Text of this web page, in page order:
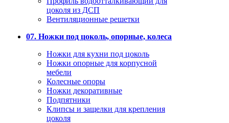
цоколя из ДСП
Вентиляционные решетки
07. Ножки под цоколь, опорные, колеса
Ножки для кухни под цоколь
Ножки опорные для корпусной
мебели
Колесные опоры
Ножки декоративные
Подпятники
Клипсы и защелки для крепления
цоколя